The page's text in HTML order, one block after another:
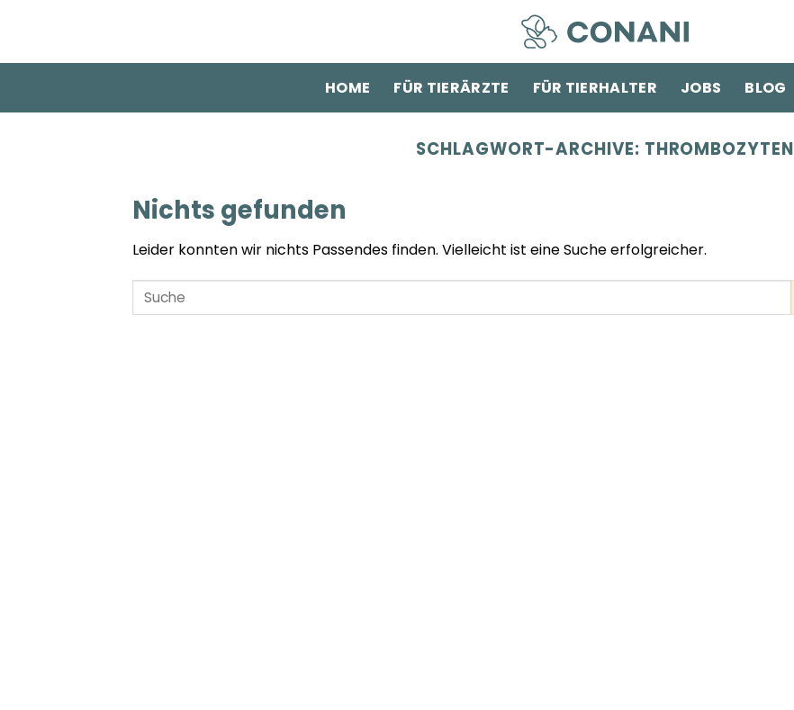
HOME
FÜR TIERÄRZTE FÜR TIERHALTER JOBS BLOG
SCHLAGWORT-ARCHIVE: THROMBOZYTEN
Nichts gefunden
Leider konnten wir nichts Passendes finden. Vielleicht ist eine Suche erfolgreicher.